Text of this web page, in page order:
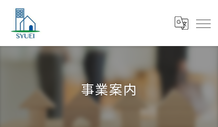
事業案内